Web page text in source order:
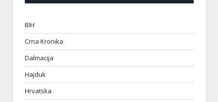
BIH
Crna Kronika
Dalmacija
Hajduk
Hrvatska